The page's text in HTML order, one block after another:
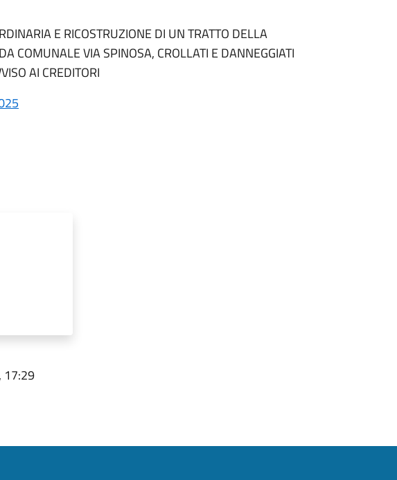
E RICOSTRUZIONE DI UN TRATTO DELLA
COMUNALE VIA SPINOSA, CROLLATI E DANNEGGIATI
AI CREDITORI
17:29